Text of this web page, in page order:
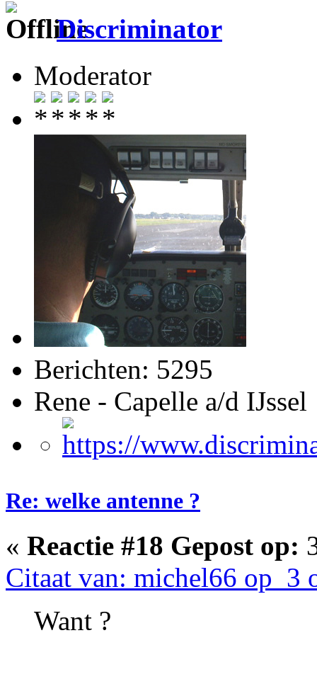
Discriminator
Moderator
Berichten: 5295
Rene - Capelle a/d IJssel
Re: welke antenne ?
« Reactie #18 Gepost op:
Citaat van: michel66 op 3
Want ?